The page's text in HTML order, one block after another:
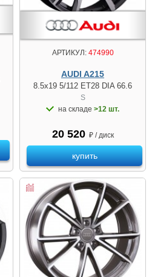
АРТИКУЛ:474990
AUDI A215
8.5x19 5/112 ET28 DIA 66.6
S
на складе >12 шт.
20 520 ₽ / диск
купить